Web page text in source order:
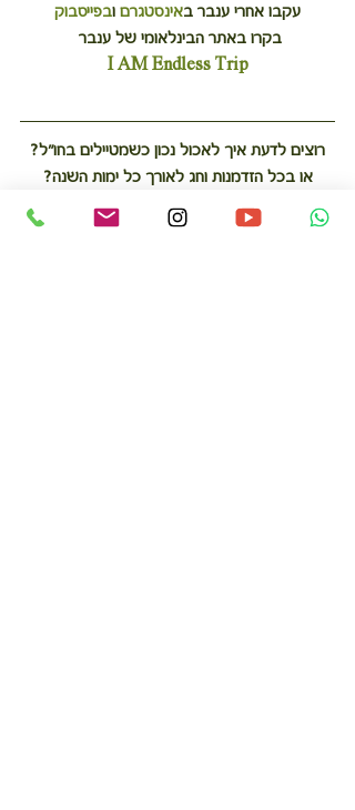
עקבו אחרי ענבר באינסטגרם ובפייסבוק
בקרו באתר הבינלאומי של ענבר
I AM Endless Trip
רוצים לדעת איך לאכול נכון כשמטיילים בחו״ל?
או בכל הזדמנות וחג לאורך כל ימות השנה?
פרטים בלחיצה כאן או לרכישה מיידית